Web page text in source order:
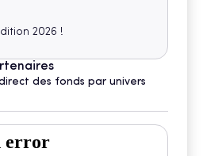
2026 !
des fonds par univers